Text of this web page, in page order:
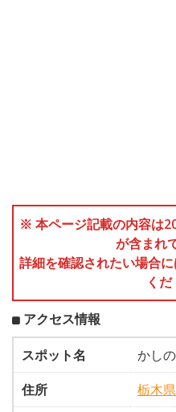
※ 本ページ記載の内容は
が含まれ
詳細を確認されたい場合
くだ
アクセス情報
スポット名
かし
住所
栃木県